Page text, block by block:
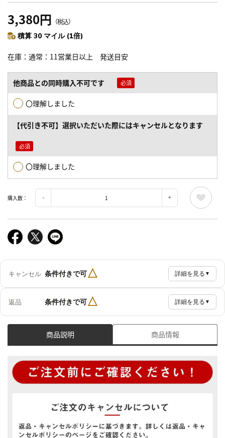
3,380円 （税込）
積算 30 マイル (1倍)
在庫 通常：11営業日以上 発送目安
他商品との同時購入不可です
〇理解しました
【代引き不可】選択いただいた際にはキャンセルとなります
〇理解しました
購入数：
キャンセル 条件付きで可△ 詳細を見る ▼
返品 条件付きで可△ 詳細を見る ▼
商品説明 商品情報